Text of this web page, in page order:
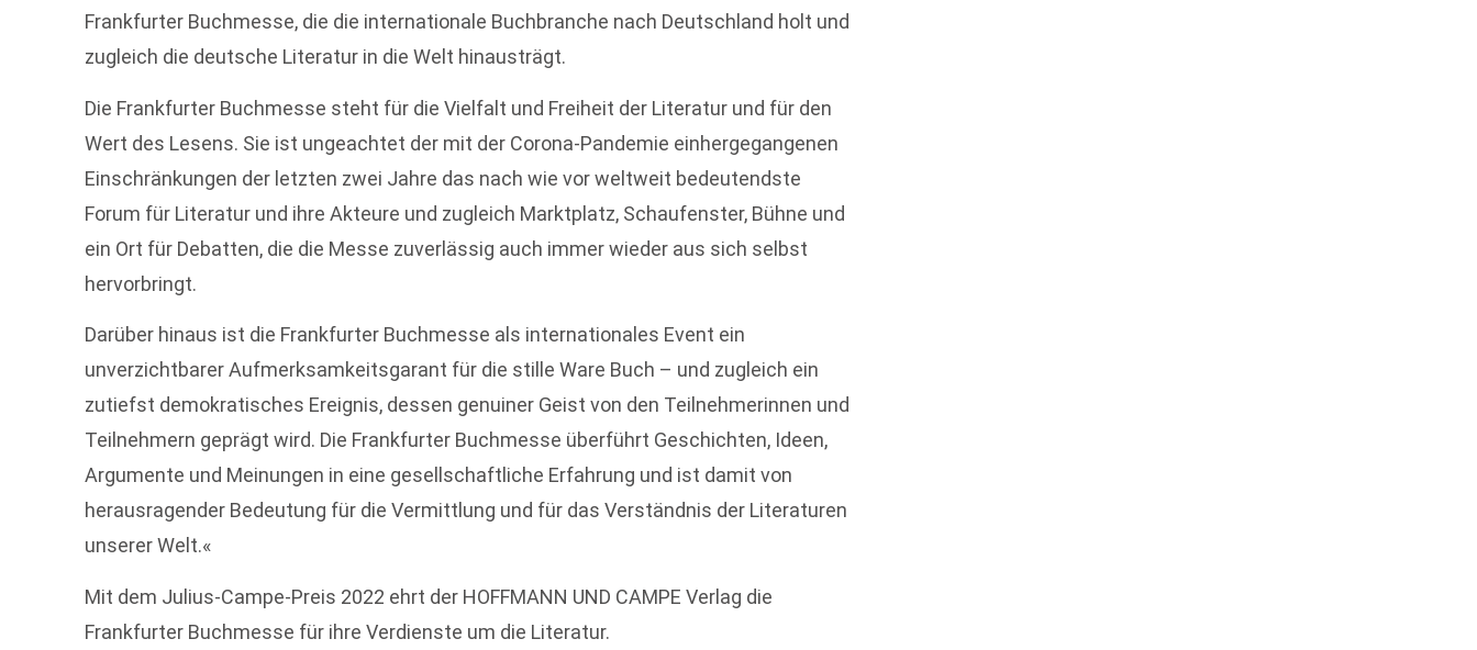
Frankfurter Buchmesse, die die internationale Buchbranche nach Deutschland holt und
zugleich die deutsche Literatur in die Welt hinausträgt.
Die Frankfurter Buchmesse steht für die Vielfalt und Freiheit der Literatur und für den
Wert des Lesens. Sie ist ungeachtet der mit der Corona-Pandemie einhergegangenen
Einschränkungen der letzten zwei Jahre das nach wie vor weltweit bedeutendste
Forum für Literatur und ihre Akteure und zugleich Marktplatz, Schaufenster, Bühne und
ein Ort für Debatten, die die Messe zuverlässig auch immer wieder aus sich selbst
hervorbringt.
Darüber hinaus ist die Frankfurter Buchmesse als internationales Event ein
unverzichtbarer Aufmerksamkeitsgarant für die stille Ware Buch – und zugleich ein
zutiefst demokratisches Ereignis, dessen genuiner Geist von den Teilnehmerinnen und
Teilnehmern geprägt wird. Die Frankfurter Buchmesse überführt Geschichten, Ideen,
Argumente und Meinungen in eine gesellschaftliche Erfahrung und ist damit von
herausragender Bedeutung für die Vermittlung und für das Verständnis der Literaturen
unserer Welt.«
Mit dem Julius-Campe-Preis 2022 ehrt der HOFFMANN UND CAMPE Verlag die
Frankfurter Buchmesse für ihre Verdienste um die Literatur.